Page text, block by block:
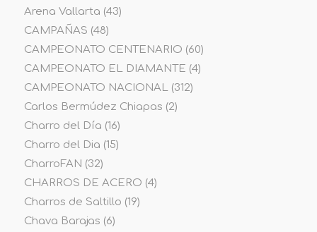
Arena Vallarta (43)
CAMPAÑAS (48)
CAMPEONATO CENTENARIO (60)
CAMPEONATO EL DIAMANTE (4)
CAMPEONATO NACIONAL(312)
Carlos Bermúdez Chiapas (2)
Charro del Día (16)
Charro del Dia (15)
CharroFAN (32)
CHARROS DE ACERO (4)
Charros de Saltillo (19)
Chava Barajas (6)